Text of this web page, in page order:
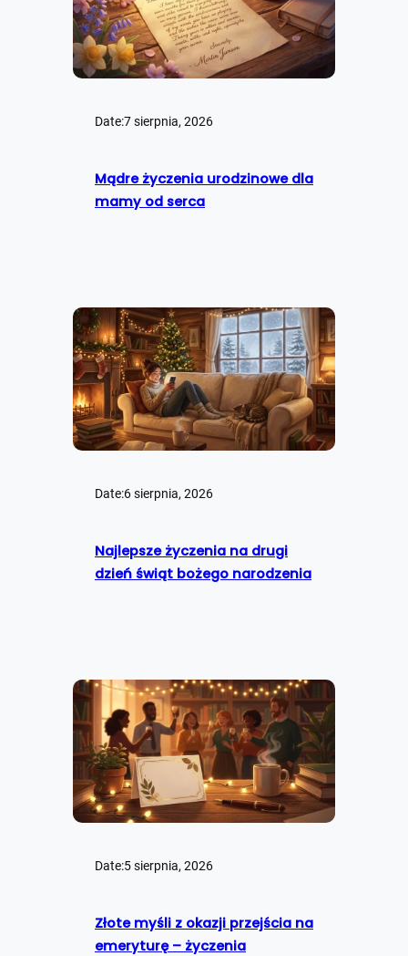
Date:7 sierpnia, 2026
Mądre życzenia urodzinowe dla
mamy od serca
Date:6 sierpnia, 2026
Najlepsze życzenia na drugi
dzień świąt bożego narodzenia
Date:5 sierpnia, 2026
Złote myśli z okazji przejścia na
emeryturę – życzenia